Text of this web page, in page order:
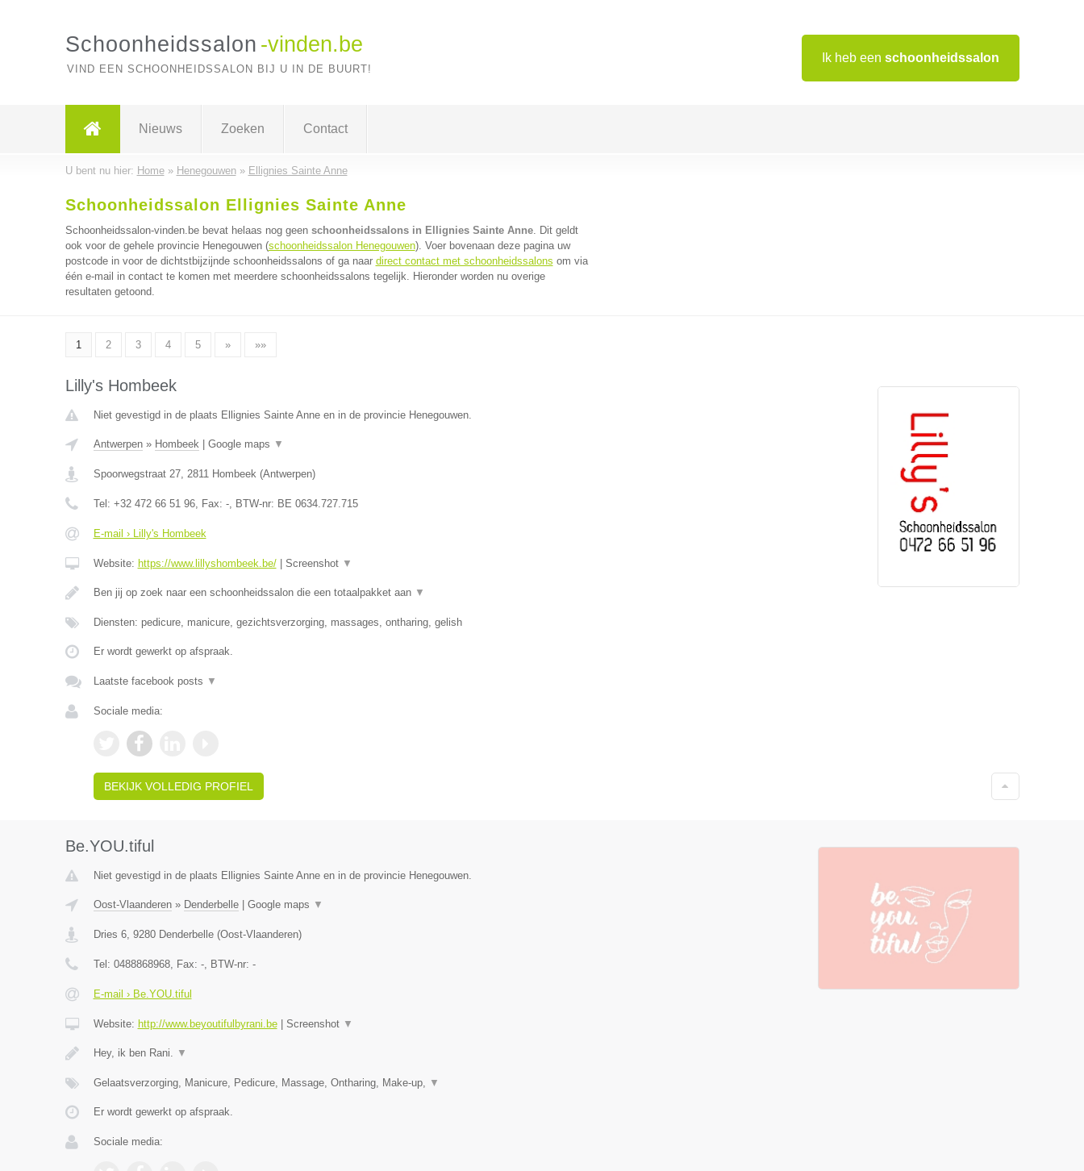
Ik heb een schoonheidssalon
Schoonheidssalon -vinden.be
VIND EEN SCHOONHEIDSSALON BIJ U IN DE BUURT!
Nieuws Zoeken Contact
U bent nu hier: Home» Henegouwen» Ellignies Sainte Anne
Schoonheidssalon Ellignies Sainte Anne
Schoonheidssalon-vinden.be bevat helaas nog geen schoonheidssalons in Ellignies Sainte Anne. Dit geldt
ook voor de gehele provincie Henegouwen (schoonheidssalon Henegouwen). Voer bovenaan deze pagina uw
postcode in voor de dichtstbijzijnde schoonheidssalons of ga naar direct contact met schoonheidssalons om via
één e-mail in contact te komen met meerdere schoonheidssalons tegelijk. Hieronder worden nu overige
resultaten getoond.
1 2 3 4 5 » »»
Lilly's Hombeek
Niet gevestigd in de plaats Ellignies Sainte Anne en in de provincie Henegouwen.
Antwerpen» Hombeek| Google maps ▼
Spoorwegstraat 27, 2811 Hombeek(Antwerpen)
Tel: +32 472 66 51 96, Fax: -, BTW-nr: BE 0634.727.715
E-mail › Lilly's Hombeek
Website: https://www.lillyshombeek.be/| Screenshot ▼
Ben jij op zoek naar een schoonheidssalon die een totaalpakket aan ▼
Diensten: pedicure, manicure, gezichtsverzorging, massages, ontharing, gelish
Er wordt gewerkt op afspraak.
Laatste facebook posts ▼
Sociale media:
BEKIJK VOLLEDIG PROFIEL
Be.YOU.tiful
Niet gevestigd in de plaats Ellignies Sainte Anne en in de provincie Henegouwen.
Oost-Vlaanderen» Denderbelle| Google maps ▼
Dries 6, 9280 Denderbelle(Oost-Vlaanderen)
Tel: 0488868968, Fax: -, BTW-nr: -
E-mail › Be.YOU.tiful
Website: http://www.beyoutifulbyrani.be| Screenshot ▼
Hey, ik ben Rani. ▼
Gelaatsverzorging, Manicure, Pedicure, Massage, Ontharing, Make-up, ▼
Er wordt gewerkt op afspraak.
Sociale media: